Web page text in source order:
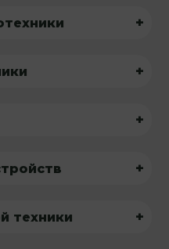
+
+
+
+
техники +